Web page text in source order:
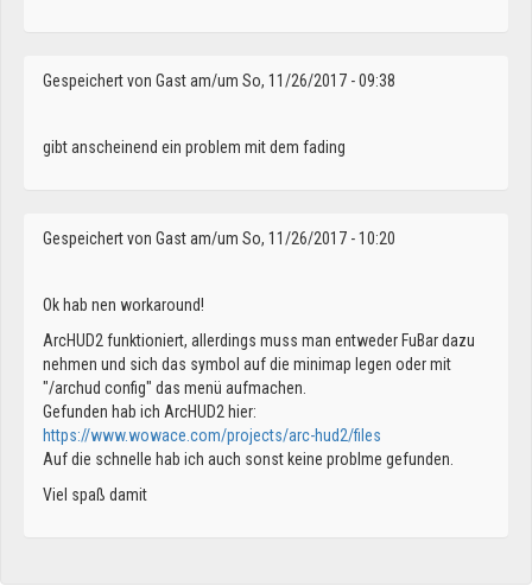
Gespeichert von Gastam/um So, 11/26/2017 - 09:38
gibt anscheinend ein problem mit dem fading
Gespeichert von Gastam/um So, 11/26/2017 - 10:20
Ok hab nen workaround!
ArcHUD2 funktioniert, allerdings muss man entweder FuBar dazu
nehmen und sich das symbol auf die minimap legen oder mit
"/archud config" das menü aufmachen.
Gefunden hab ich ArcHUD2 hier:
https://www.wowace.com/projects/arc-hud2/files
Auf die schnelle hab ich auch sonst keine problme gefunden.
Viel spaß damit